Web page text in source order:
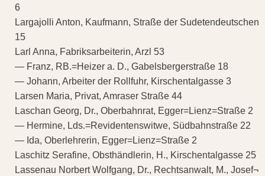
6
Largajolli Anton, Kaufmann, Straße der Sudetendeutschen
15
Larl Anna, Fabriksarbeiterin, Arzl 53
— Franz, RB.=Heizer a. D., Gabelsbergerstraße 18
— Johann, Arbeiter der Rollfuhr, Kirschentalgasse 3
Larsen Maria, Privat, Amraser Straße 44
Laschan Georg, Dr., Oberbahnrat, Egger=Lienz=Straße 2
— Hermine, Lds.=Revidentenswitwe, Südbahnstraße 22
— Ida, Oberlehrerin, Egger=Lienz=Straße 2
Laschitz Serafine, Obsthändlerin, H., Kirschentalgasse 25
Lassenau Norbert Wolfgang, Dr., Rechtsanwalt, M., Josef¬